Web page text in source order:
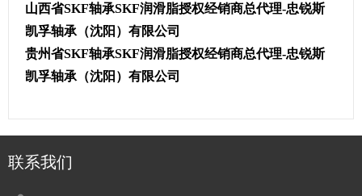
山西省SKF轴承SKF润滑脂授权经销商总代理-忠锐斯
凯孚轴承（沈阳）有限公司
贵州省SKF轴承SKF润滑脂授权经销商总代理-忠锐斯
凯孚轴承（沈阳）有限公司
联系我们